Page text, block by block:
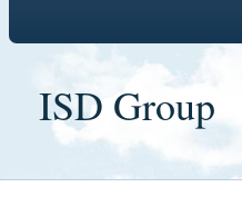
ISD Group